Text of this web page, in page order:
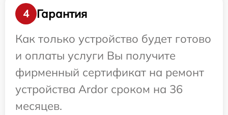
4
Гарантия
Как только устройство будет готово
и оплаты услуги Вы получите
фирменный сертификат на ремонт
устройства Ardor сроком на 36
месяцев.